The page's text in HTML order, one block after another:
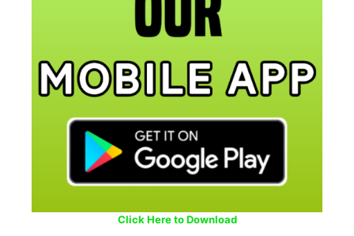
Click Here to Download